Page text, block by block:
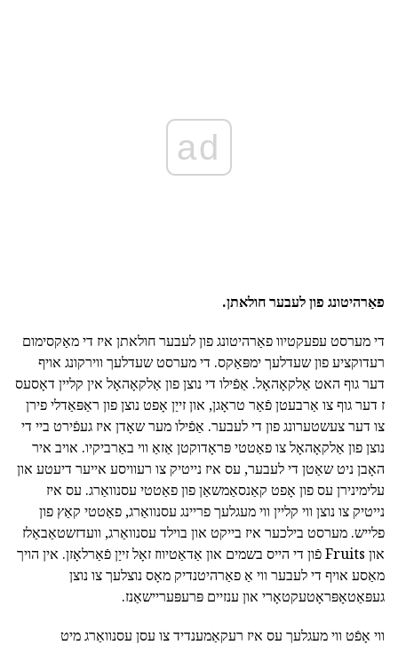
ad
פאַרהיטונג פון לעבער חולאתן.
די מערסט עפעקטיוו פאַרהיטונג פון לעבער חולאתן איז די מאַקסימום
רעדוקציע פון שעדלעך ימפּאַקס. די מערסט שעדלעך ווירקונג אויף
דער גוף האט אַלקאָהאָל. אַפֿילו די נוצן פון אַלקאָהאָל אין קליין דאָסעס
ז דער גוף צו אַרבעטן פֿאַר טראָגן, און זייַן אָפט נוצן פון ראַפּאַדלי פירן
צו דער צעשטערונג פון די לעבער. אַפֿילו מער שאָדן איז געפֿירט ביי די
נוצן פון אַלקאָהאָל צו פאַטטי פּראָדוקטן אַזאַ ווי באַרביקיו. אויב איר
האָבן ניט שאַטן די לעבער, עס איז נייטיק צו רעוויסע אייער דיעטע און
עלימינירן עס פון אָפט קאַנסאַמשאַן פון פאַטטי עסנוואַרג. עס איז
נייטיק צו נוצן ווי קליין ווי מעגלעך פריינג עסנוואַרג, פאַטטי קאַץ פון
פלייש. מערסט בילכער איז בייקט און בוילד עסנוואַרג, וועדזשטאַבאַלז
און Fruits פֿון די הייס בשמים און אַדאַטיווז זאָל זייַן פֿאַרלאָזן. אין הויך
מאַסע אויף די לעבער ווי אַ פאַרהיטנדיק מאָס נוצלעך צו נוצן
געפּאַטאָפּראָטעקטאָרי און ענזיים פּרעפּעריישאַנז.
ווי אָפֿט ווי מעגלעך עס איז רעקאַמענדיד צו עסן עסנוואַרג מיט